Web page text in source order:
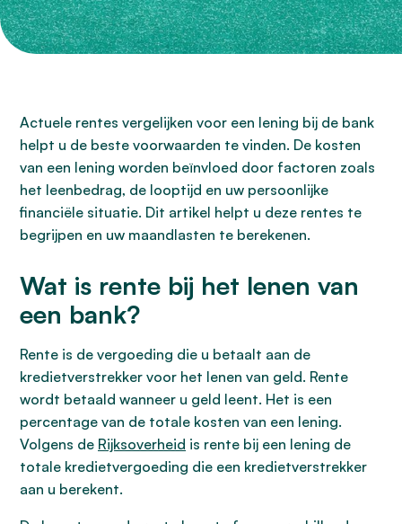
Actuele rentes vergelijken voor een lening bij de bank
helpt u de beste voorwaarden te vinden. De kosten
van een lening worden beïnvloed door factoren zoals
het leenbedrag, de looptijd en uw persoonlijke
financiële situatie. Dit artikel helpt u deze rentes te
begrijpen en uw maandlasten te berekenen.
Wat is rente bij het lenen van
een bank?
Rente is de vergoeding die u betaalt aan de
kredietverstrekker voor het lenen van geld. Rente
wordt betaald wanneer u geld leent. Het is een
percentage van de totale kosten van een lening.
Volgens de Rijksoverheid is rente bij een lening de
totale kredietvergoeding die een kredietverstrekker
aan u berekent.